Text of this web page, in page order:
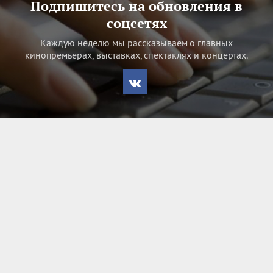
Подпишитесь на обновления в
соцсетях
Каждую неделю мы рассказываем о главных
кинопремьерах, выставках, спектаклях и концертах.